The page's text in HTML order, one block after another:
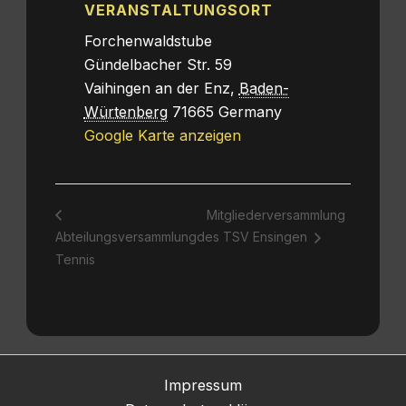
VERANSTALTUNGSORT
Forchenwaldstube
Gündelbacher Str. 59
Vaihingen an der Enz, Baden-
Würtenberg 71665 Germany
Google Karte anzeigen
Abteilungsversammlung
Tennis
Mitgliederversammlung
des TSV Ensingen
Impressum